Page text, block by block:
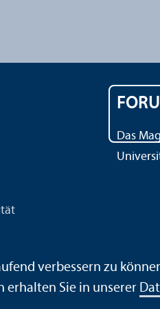
Das
verbessern zu
erhalten Sie in unserer